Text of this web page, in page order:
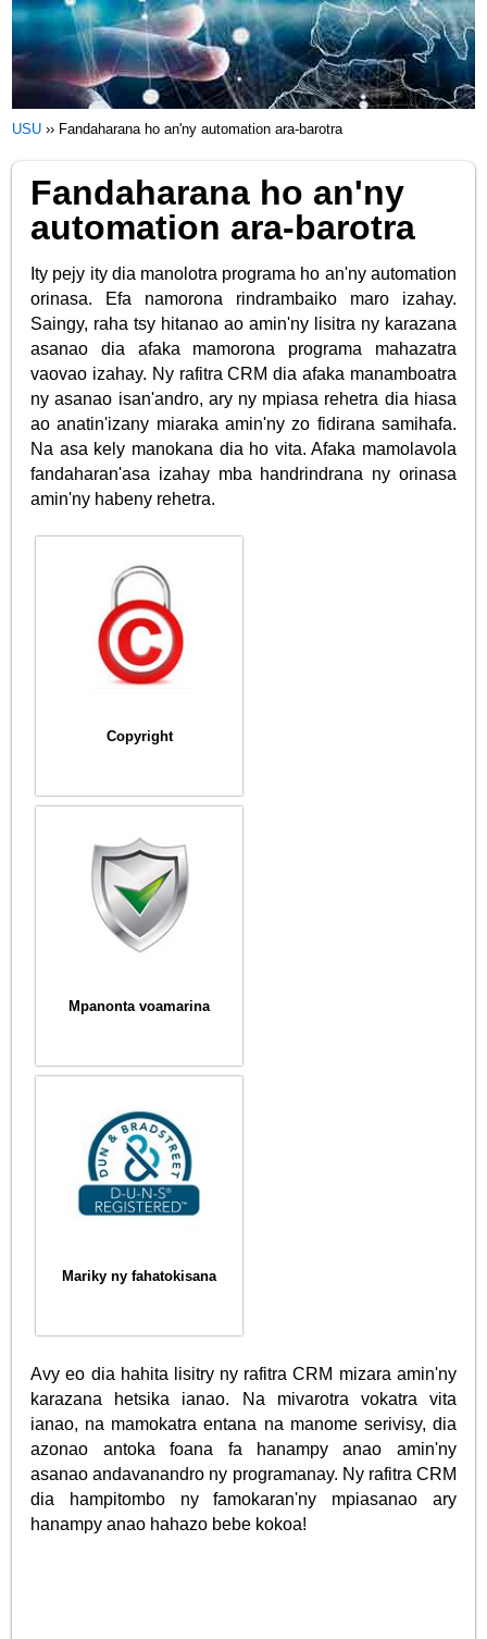
USU ›› Fandaharana ho an'ny automation ara-barotra
Fandaharana ho an'ny
automation ara-barotra
Ity pejy ity dia manolotra programa ho an'ny automation
orinasa. Efa namorona rindrambaiko maro izahay.
Saingy, raha tsy hitanao ao amin'ny lisitra ny karazana
asanao dia afaka mamorona programa mahazatra
vaovao izahay. Ny rafitra CRM dia afaka manamboatra
ny asanao isan'andro, ary ny mpiasa rehetra dia hiasa
ao anatin'izany miaraka amin'ny zo fidirana samihafa.
Na asa kely manokana dia ho vita. Afaka mamolavola
fandaharan'asa izahay mba handrindrana ny orinasa
amin'ny habeny rehetra.
Copyright
Mpanonta voamarina
Mariky ny fahatokisana
Avy eo dia hahita lisitry ny rafitra CRM mizara amin'ny
karazana hetsika ianao. Na mivarotra vokatra vita
ianao, na mamokatra entana na manome serivisy, dia
azonao antoka foana fa hanampy anao amin'ny
asanao andavanandro ny programanay. Ny rafitra CRM
dia hampitombo ny famokaran'ny mpiasanao ary
hanampy anao hahazo bebe kokoa!